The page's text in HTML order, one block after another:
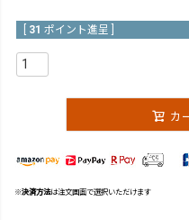
31 ポイント進呈 ]
カ
※決済方法は注文画面で選択いただけます